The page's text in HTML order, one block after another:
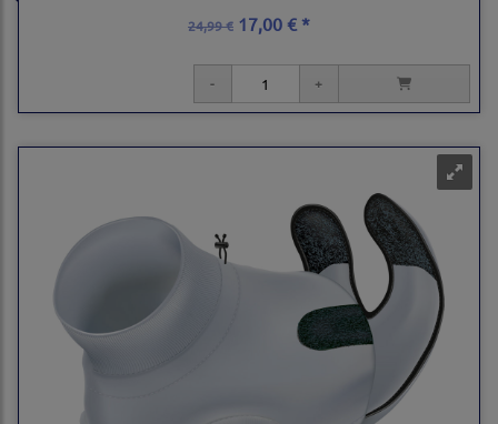
24,99 € 17,00 € *